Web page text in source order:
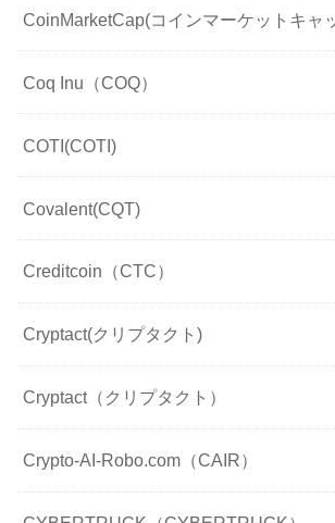
CoinMarketCap(コインマーケットキャ
Coq Inu（COQ）
COTI(COTI)
Covalent(CQT)
Creditcoin（CTC）
Cryptact(クリプタクト)
Cryptact（クリプタクト）
Crypto-AI-Robo.com（CAIR）